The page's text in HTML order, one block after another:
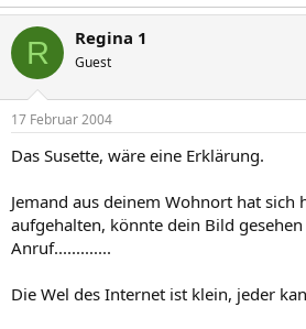
R Regina 1
Guest
17 Februar 2004
Das Susette, wäre eine Erklärung.
Jemand aus deinem Wohnort hat sich
aufgehalten, könnte dein Bild
Anruf.............
Die Wel des Internet ist klein, jeder